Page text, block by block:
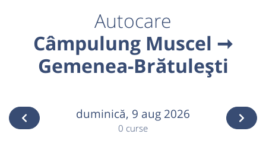
Autocare
Câmpulung Muscel ➞
Gemenea-Brătulești
duminică, 9 aug 2026
0 curse